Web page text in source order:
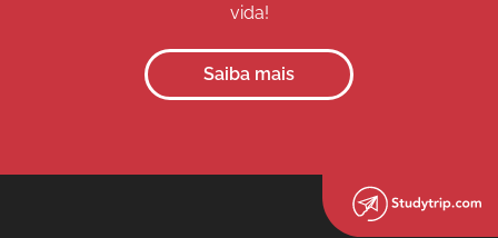
vida!
Saiba mais